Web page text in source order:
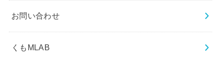
お問い合わせ
くもMLAB